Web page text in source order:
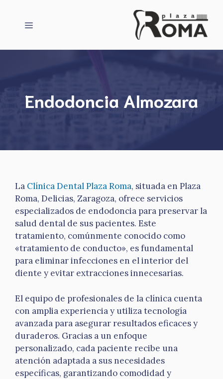
contenido
Menú
Endodoncia Almozara
La Clínica Dental Plaza Roma, situada en Plaza
Roma, Delicias, Zaragoza, ofrece servicios
especializados de endodoncia para preservar la
salud dental de sus pacientes. Este
tratamiento, comúnmente conocido como
«tratamiento de conducto», es fundamental
para eliminar infecciones en el interior del
diente y evitar extracciones innecesarias.
El equipo de profesionales de la clínica cuenta
con amplia experiencia y utiliza tecnología
avanzada para asegurar resultados eficaces y
duraderos. Gracias a un enfoque
personalizado, cada paciente recibe una
atención adaptada a sus necesidades
específicas, garantizando comodidad y